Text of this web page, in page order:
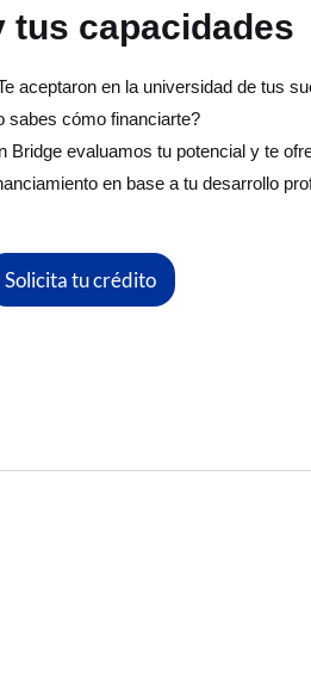
tus capacidades
aceptaron en la universidad de tus
sabes cómo financiarte?
Bridge evaluamos tu potencial y te
en base a tu desarrollo
Solicita tu crédito